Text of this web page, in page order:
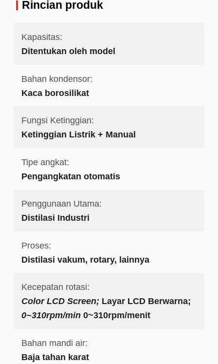
Rincian produk
Kapasitas:
Ditentukan oleh model
Bahan kondensor:
Kaca borosilikat
Fungsi Ketinggian:
Ketinggian Listrik + Manual
Tipe angkat:
Pengangkatan otomatis
Penggunaan Utama:
Distilasi Industri
Proses:
Distilasi vakum, rotary, lainnya
Kecepatan rotasi:
Color LCD Screen; Layar LCD Berwarna;
0~310rpm/min 0~310rpm/menit
Bahan mandi air:
Baja tahan karat